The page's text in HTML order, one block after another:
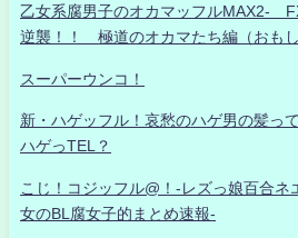
乙女系腐男子のオカマッフルMAX2-
逆襲！！ 極道のオカマたち編（おもし
スーパーウンコ！
新・ハゲッフル！哀愁のハゲ男の髪っ
ハゲっTEL？
こじ！コジッフル@！-レズっ娘百合
女のBL腐女子的まとめ速報-